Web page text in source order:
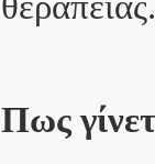
Πως